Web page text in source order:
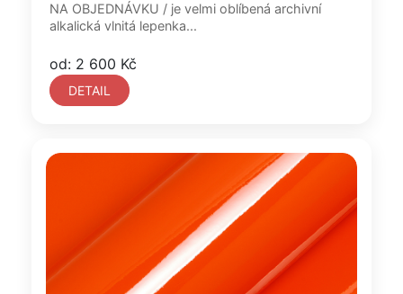
NA OBJEDNÁVKU / je velmi oblíbená archivní
alkalická vlnitá lepenka...
od: 2 600 Kč
DETAIL